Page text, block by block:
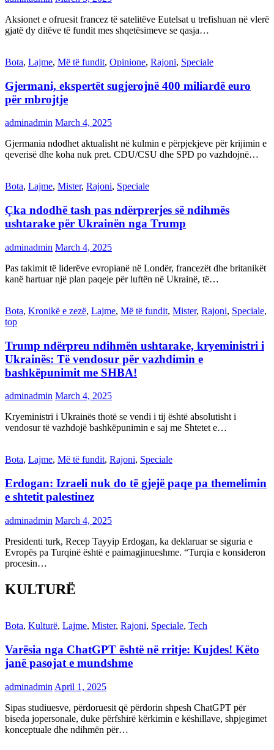
Aksionet e ofruesit francez të satelitëve Eutelsat u trefishuan në vlerë
gjatë dy ditëve të fundit mes shqetësimeve se qasja…
Bota, Lajme, Më të fundit, Opinione, Rajoni, Speciale
Gjermani, ekspertët sugjerojnë 400 miliardë euro
për mbrojtje
adminadmin March 4, 2025
Gjermania ndodhet aktualisht në kulmin e përpjekjeve për krijimin e
qeverisë dhe koha nuk pret. CDU/CSU dhe SPD po vazhdojnë…
Bota, Lajme, Mister, Rajoni, Speciale
Çka ndodhë tash pas ndërprerjes së ndihmës
ushtarake për Ukrainën nga Trump
adminadmin March 4, 2025
Pas takimit të liderëve evropianë në Londër, francezët dhe britanikët
kanë hartuar një plan paqeje për luftën në Ukrainë, të…
Bota, Kronikë e zezë, Lajme, Më të fundit, Mister, Rajoni, Speciale,
top
Trump ndërpreu ndihmën ushtarake, kryeministri i
Ukrainës: Të vendosur për vazhdimin e
bashkëpunimit me SHBA!
adminadmin March 4, 2025
Kryeministri i Ukrainës thotë se vendi i tij është absolutisht i
vendosur të vazhdojë bashkëpunimin e saj me Shtetet e…
Bota, Lajme, Më të fundit, Rajoni, Speciale
Erdogan: Izraeli nuk do të gjejë paqe pa themelimin
e shtetit palestinez
adminadmin March 4, 2025
Presidenti turk, Recep Tayyip Erdogan, ka deklaruar se siguria e
Evropës pa Turqinë është e paimagjinueshme. “Turqia e konsideron
procesin…
KULTURË
Bota, Kulturë, Lajme, Mister, Rajoni, Speciale, Tech
Varësia nga ChatGPT është në rritje: Kujdes! Këto
janë pasojat e mundshme
adminadmin April 1, 2025
Sipas studiuesve, përdoruesit që përdorin shpesh ChatGPT për
biseda jopersonale, duke përfshirë kërkimin e këshillave, shpjegimet
konceptuale dhe ndihmën për…